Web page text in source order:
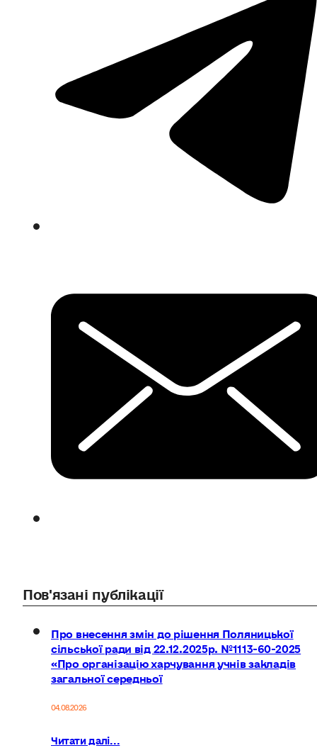
Пов'язані публікації
Про внесення змін до рішення Поляницької
сільської ради від 22.12.2025р. №1113-60-2025
«Про організацію харчування учнів закладів
загальної середньої
04.08.2026
Читати далі...